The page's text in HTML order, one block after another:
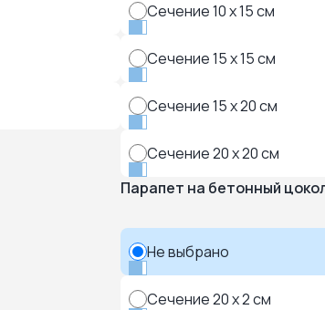
Сечение 10 x 15 см
Сечение 15 x 15 см
Сечение 15 x 20 см
Сечение 20 x 20 см
Парапет на бетонный
Не выбрано
Сечение 20 x 2 см